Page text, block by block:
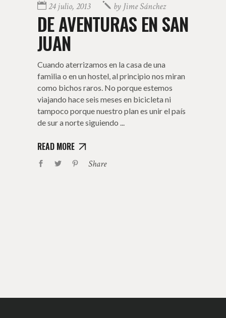
24 julio, 2013 by Jime Sánchez
DE AVENTURAS EN SAN
JUAN
Cuando aterrizamos en la casa de una
familia o en un hostel, al principio nos miran
como bichos raros. No porque estemos
viajando hace seis meses en bicicleta ni
tampoco porque nuestro plan es unir el país
de sur a norte siguiendo
READ MORE
Share